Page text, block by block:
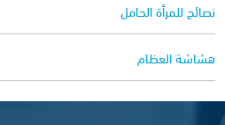
نصائح للمرأة الحامل
هشاشة العظام